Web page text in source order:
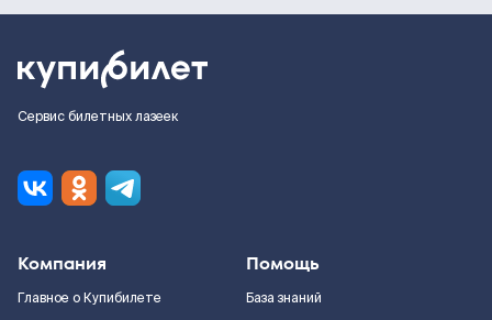
Сервис билетных лазеек
Компания
Главное о Купибилете
Помощь
База знаний